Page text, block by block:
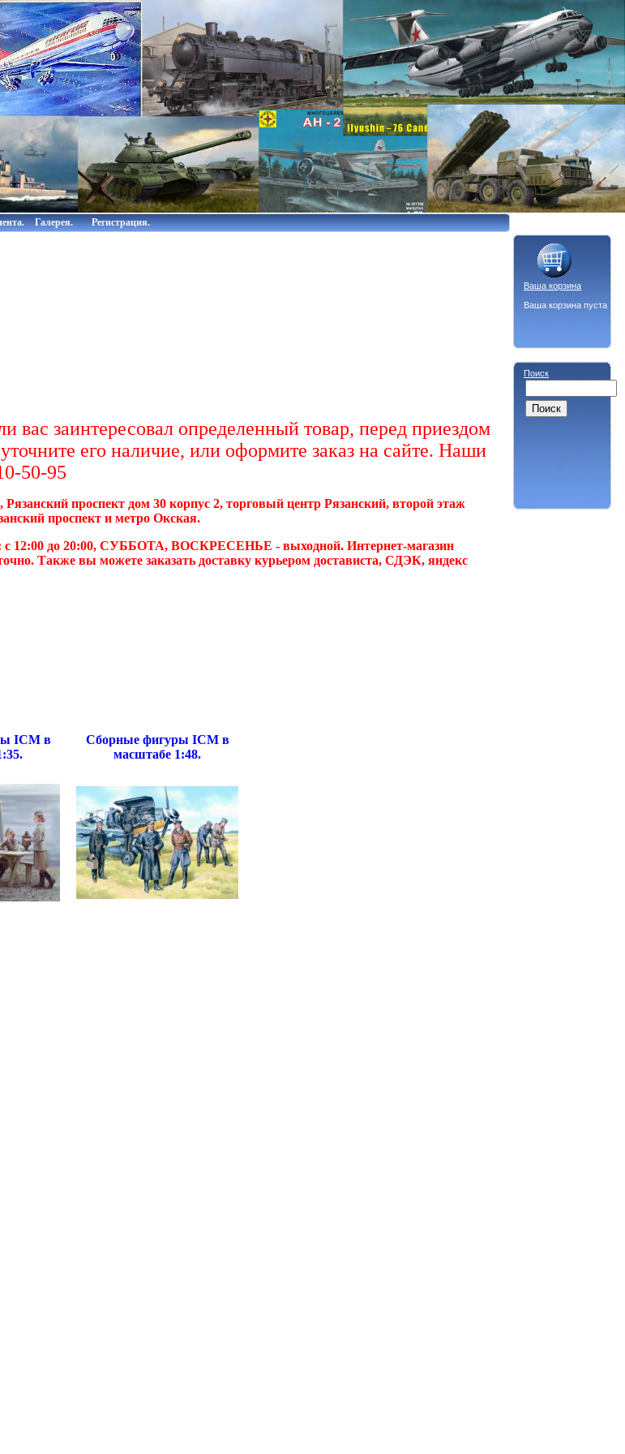
Галерея. Регистрация.
вас заинтересовал определенный товар, перед приездом
его наличие, или оформите заказ на сайте. Наши
50-95
проспект дом 30 корпус 2, торговый центр Рязанский, второй этаж
проспект и метро Окская.
с 12:00 до 20:00, СУББОТА, ВОСКРЕСЕНЬЕ - выходной. Интернет-магазин
Также вы можете заказать доставку курьером достависта, СДЭК, яндекс
ICM в
Сборные фигуры ICM в
масштабе 1:48.
Ваша корзина
Ваша корзина пуста
Поиск